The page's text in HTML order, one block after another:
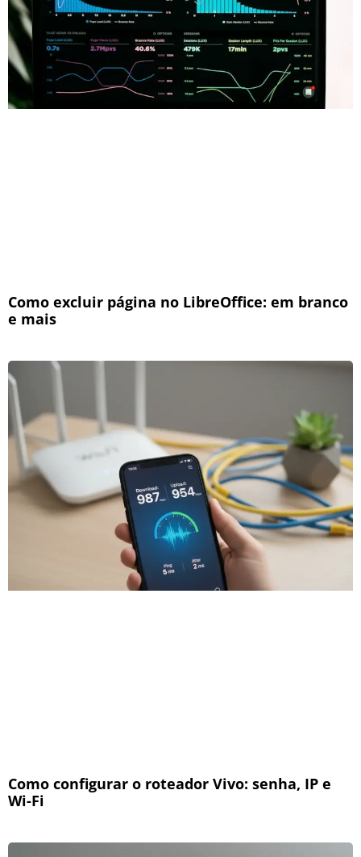
Como excluir página no LibreOffice: em branco
e mais
Como configurar o roteador Vivo: senha, IP e
Wi-Fi